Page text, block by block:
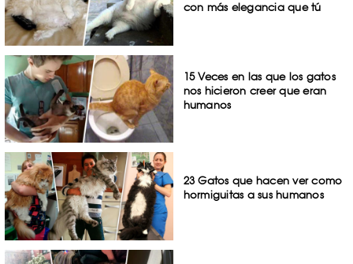
con más elegancia que tú
15 Veces en las que los gatos
nos hicieron creer que eran
humanos
23 Gatos que hacen ver como
hormiguitas a sus humanos